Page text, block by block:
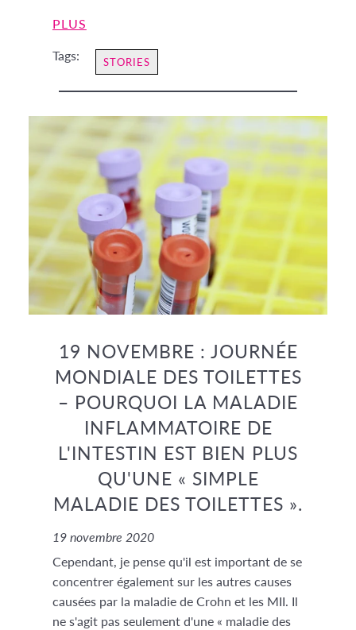
PLUS
Tags: STORIES
19 NOVEMBRE : JOURNÉE
MONDIALE DES TOILETTES
– POURQUOI LA MALADIE
INFLAMMATOIRE DE
L'INTESTIN EST BIEN PLUS
QU'UNE « SIMPLE
MALADIE DES TOILETTES ».
19 novembre 2020
Cependant, je pense qu'il est important de se
concentrer également sur les autres causes
causées par la maladie de Crohn et les MII. Il
ne s'agit pas seulement d'une « maladie des